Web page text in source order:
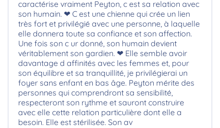
caractérise vraiment Peyton, c est sa relation avec
son humain. ❤ C est une chienne qui crée un lien
très fort et privilégié avec une personne, à laquelle
elle donnera toute sa confiance et son affection.
Une fois son c ur donné, son humain devient
véritablement son gardien. ❤ Elle semble avoir
davantage d affinités avec les femmes et, pour
son équilibre et sa tranquillité, je privilégierai un
foyer sans enfant en bas âge. Peyton mérite des
personnes qui comprendront sa sensibilité,
respecteront son rythme et sauront construire
avec elle cette relation particulière dont elle a
besoin. Elle est stérilisée. Son av